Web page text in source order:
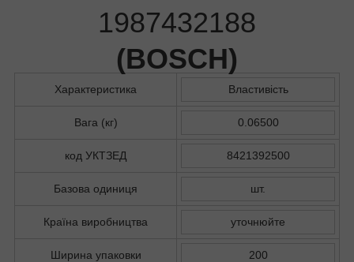
1987432188
(BOSCH)
Характеристика Властивість
Вага (кг) 0.06500
код УКТЗЕД 8421392500
Базова одиниця шт.
Країна виробництва уточнюйте
Ширина упаковки 200